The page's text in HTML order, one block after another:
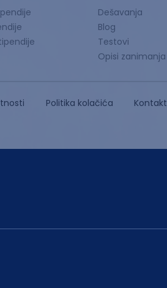
Dešavanja
Blog
Testovi
Opisi zanimanja
Politika kolačića Kontakt